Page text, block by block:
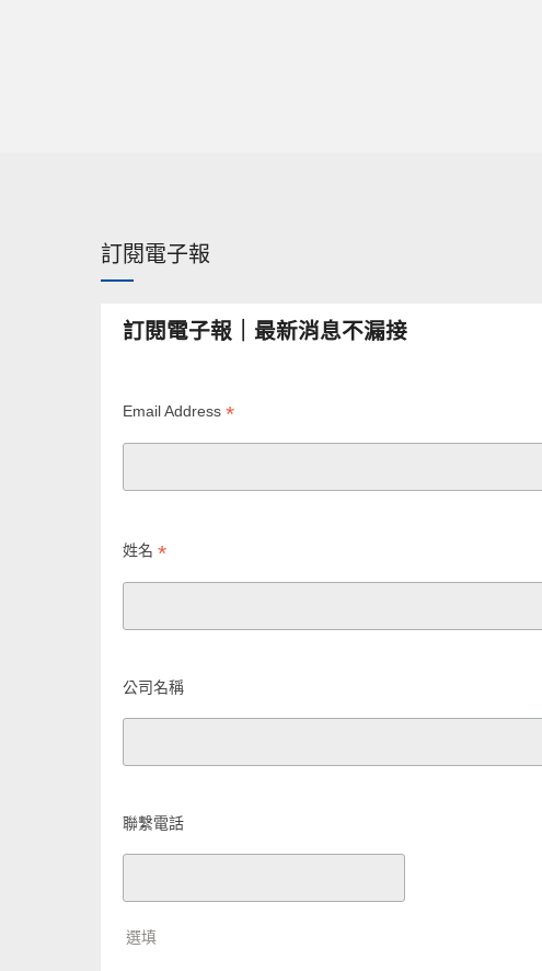
訂閱電子報
訂閱電子報｜最新消息不漏接
Email Address *
姓名 *
公司名稱
聯繫電話
選填